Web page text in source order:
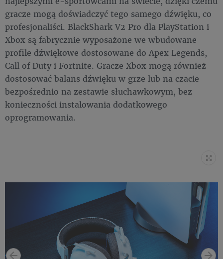
gracze mogą doświadczyć tego samego dźwięku, co
profesjonaliści. BlackShark V2 Pro dla PlayStation i
Xbox są fabrycznie wyposażone we wbudowane
profile dźwiękowe dostosowane do Apex Legends,
Call of Duty i Fortnite. Gracze Xbox mogą również
dostosować balans dźwięku w grze lub na czacie
bezpośrednio na zestawie słuchawkowym, bez
konieczności instalowania dodatkowego
oprogramowania.